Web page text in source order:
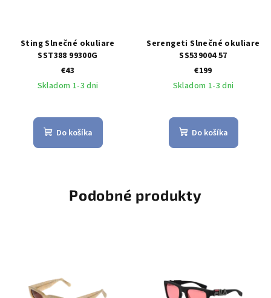
Sting Slnečné okuliare
SST388 99300G
€43
Skladom 1-3 dni
Do košíka
Serengeti Slnečné okuliare
SS539004 57
€199
Skladom 1-3 dni
Do košíka
Podobné produkty